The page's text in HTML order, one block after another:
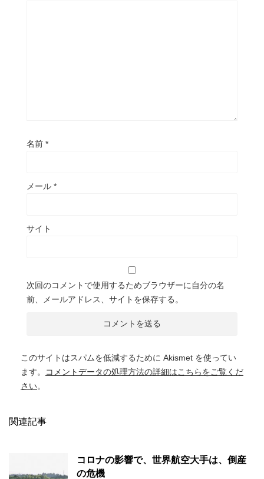
名前 *
メール *
サイト
次回のコメントで使用するためブラウザーに自分の名
前、メールアドレス、サイトを保存する。
このサイトはスパムを低減するために Akismet を使ってい
ます。
コメントデータの処理方法の詳細はこちらをご覧くだ
さい。
関連記事
コロナの影響で、世界航空大手は、倒産
の危機